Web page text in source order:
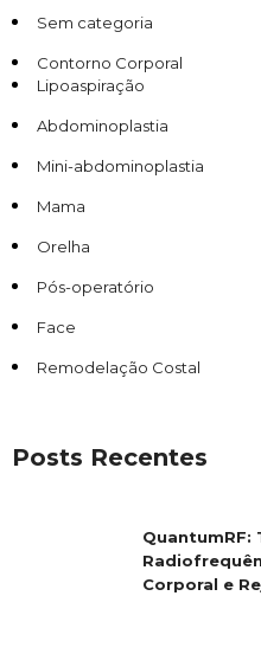
Sem categoria
Contorno Corporal
Lipoaspiração
Abdominoplastia
Mini-abdominoplastia
Mama
Orelha
Pós-operatório
Face
Remodelação Costal
Posts Recentes
QuantumRF:
Corporal e